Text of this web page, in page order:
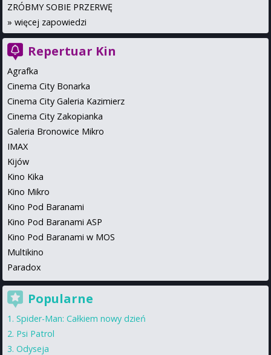
ZRÓBMY SOBIE PRZERWĘ
» więcej zapowiedzi
Repertuar Kin
Agrafka
Cinema City Bonarka
Cinema City Galeria Kazimierz
Cinema City Zakopianka
Galeria Bronowice Mikro
IMAX
Kijów
Kino Kika
Kino Mikro
Kino Pod Baranami
Kino Pod Baranami ASP
Kino Pod Baranami w MOS
Multikino
Paradox
Popularne
Spider-Man: Całkiem nowy dzień
Psi Patrol
Odyseja